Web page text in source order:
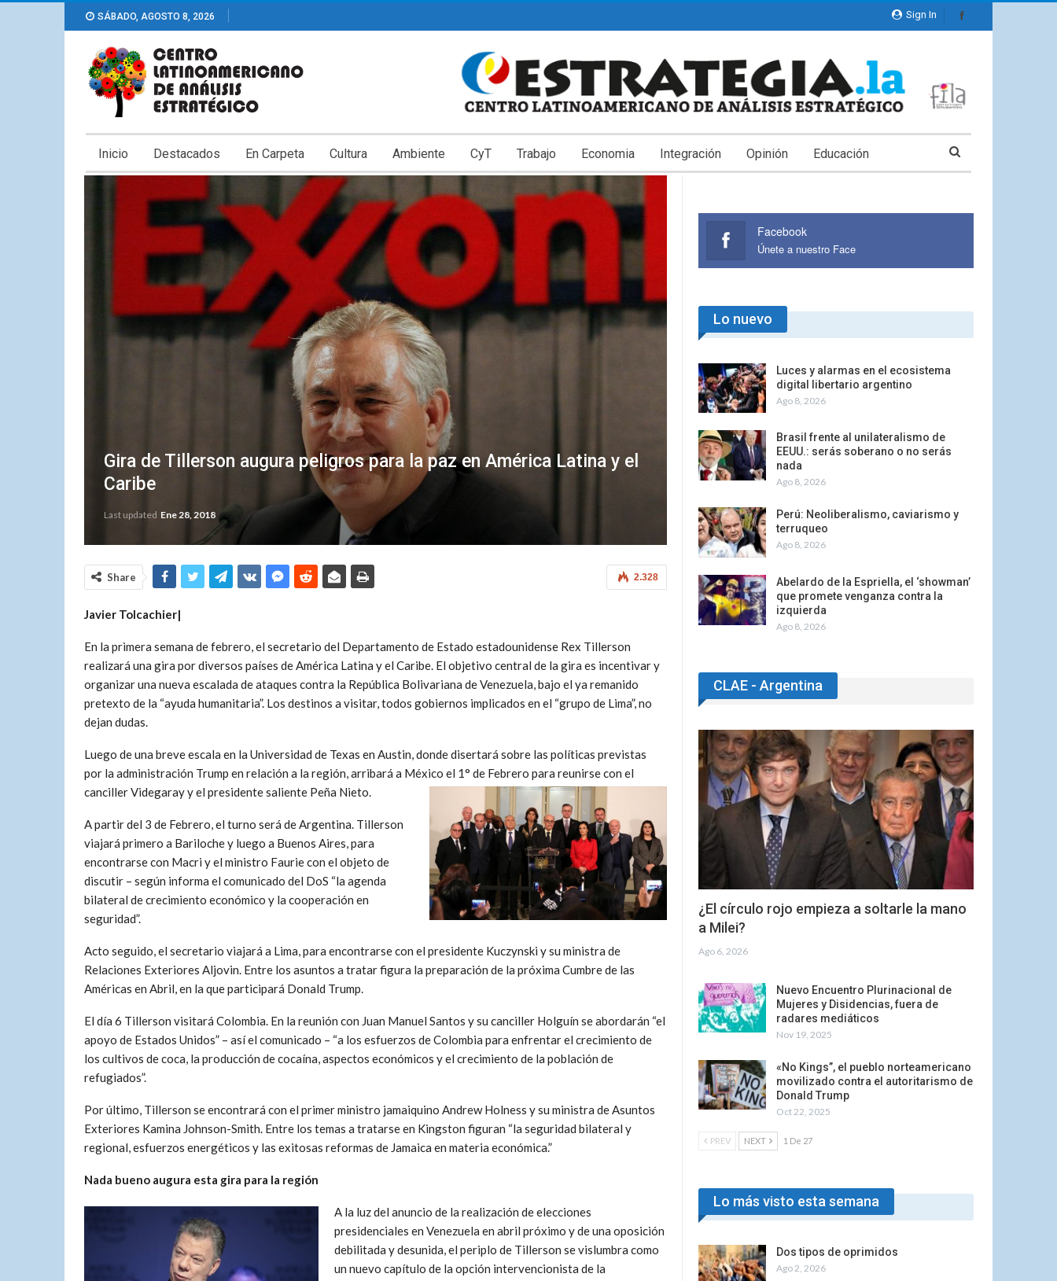
Sign In
SÁBADO, AGOSTO 8, 2026
Inicio Destacados En Carpeta Cultura Ambiente CyT Trabajo Economia Integración Opinión Educación
Gira de Tillerson augura peligros para la paz en América Latina y el
Caribe
Last updated Ene 28, 2018
2.328
Share
Javier Tolcachier|
En la primera semana de febrero, el secretario del Departamento de Estado estadounidense Rex Tillerson
realizará una gira por diversos países de América Latina y el Caribe. El objetivo central de la gira es incentivar y
organizar una nueva escalada de ataques contra la República Bolivariana de Venezuela, bajo el ya remanido
pretexto de la “ayuda humanitaria”. Los destinos a visitar, todos gobiernos implicados en el “grupo de Lima”, no
dejan dudas.
Luego de una breve escala en la Universidad de Texas en Austin, donde disertará sobre las políticas previstas
por la administración Trump en relación a la región, arribará a México el 1° de Febrero para reunirse con el
canciller Videgaray y el presidente saliente Peña Nieto.
A partir del 3 de Febrero, el turno será de Argentina. Tillerson
viajará primero a Bariloche y luego a Buenos Aires, para
encontrarse con Macri y el ministro Faurie con el objeto de
discutir – según informa el comunicado del DoS “la agenda
bilateral de crecimiento económico y la cooperación en
seguridad”.
Acto seguido, el secretario viajará a Lima, para encontrarse con el presidente Kuczynski y su ministra de
Relaciones Exteriores Aljovin. Entre los asuntos a tratar figura la preparación de la próxima Cumbre de las
Américas en Abril, en la que participará Donald Trump.
El día 6 Tillerson visitará Colombia. En la reunión con Juan Manuel Santos y su canciller Holguín se abordarán “el
apoyo de Estados Unidos” – así el comunicado – “a los esfuerzos de Colombia para enfrentar el crecimiento de
los cultivos de coca, la producción de cocaína, aspectos económicos y el crecimiento de la población de
refugiados”.
Por último, Tillerson se encontrará con el primer ministro jamaiquino Andrew Holness y su ministra de Asuntos
Exteriores Kamina Johnson-Smith. Entre los temas a tratarse en Kingston figuran “la seguridad bilateral y
regional, esfuerzos energéticos y las exitosas reformas de Jamaica en materia económica.”
Nada bueno augura esta gira para la región
A la luz del anuncio de la realización de elecciones
presidenciales en Venezuela en abril próximo y de una oposición
debilitada y desunida, el periplo de Tillerson se vislumbra como
un nuevo capítulo de la opción intervencionista de la
Facebook
Únete a nuestro Face
Lo nuevo
Luces y alarmas en el ecosistema
digital libertario argentino
Ago 8, 2026
Brasil frente al unilateralismo de
EEUU.: serás soberano o no serás
nada
Ago 8, 2026
Perú: Neoliberalismo, caviarismo y
terruqueo
Ago 8, 2026
Abelardo de la Espriella, el ‘showman’
que promete venganza contra la
izquierda
Ago 8, 2026
CLAE - Argentina
¿El círculo rojo empieza a soltarle la mano
a Milei?
Ago 6, 2026
Nuevo Encuentro Plurinacional de
Mujeres y Disidencias, fuera de
radares mediáticos
Nov 19, 2025
«No Kings”, el pueblo norteamericano
movilizado contra el autoritarismo de
Donald Trump
Oct 22, 2025
PREV NEXT 1 De 27
Lo más visto esta semana
Dos tipos de oprimidos
Ago 2, 2026